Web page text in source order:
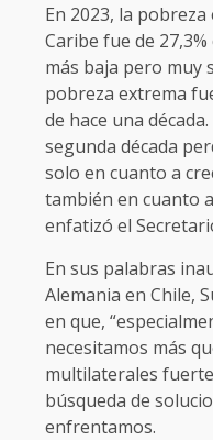
En 2023, la
Caribe fue de
más baja pero muy
pobreza extrema
de hace una
segunda década
solo en cuanto a
también en cuanto
enfatizó el
En sus palabras
Alemania en Chile,
en que,
necesitamos más
multilaterales
búsqueda de
enfrentamos.